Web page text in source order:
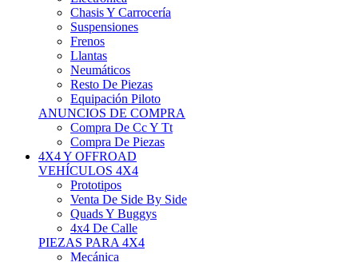
Suspensiones
Frenos
Llantas
Neumáticos
Resto De Piezas
Equipación Piloto
ANUNCIOS DE COMPRA
Compra De Cc Y Tt
Compra De Piezas
4X4 Y OFFROAD
VEHÍCULOS 4X4
Prototipos
Venta De Side By Side
Quads Y Buggys
4x4 De Calle
PIEZAS PARA 4X4
Mecánica
Carrocería